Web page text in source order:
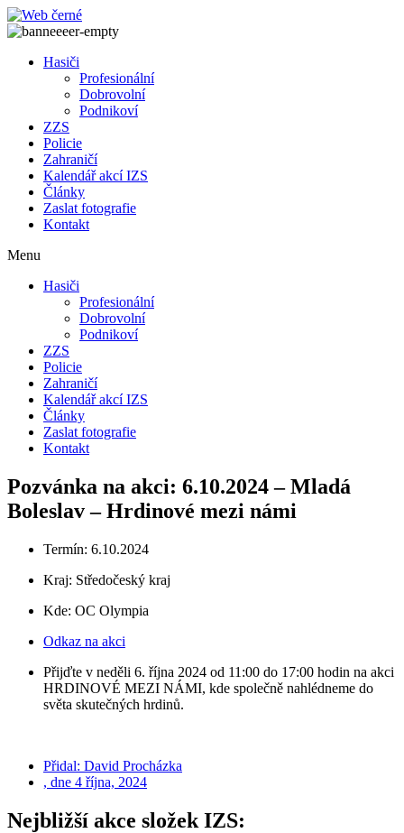
Přejít
k
Hasiči
Profesionální
Dobrovolní
Podnikoví
ZZS
Policie
Zahraničí
Kalendář akcí IZS
Články
Zaslat fotografie
Kontakt
Menu
Hasiči
Profesionální
Dobrovolní
Podnikoví
ZZS
Policie
Zahraničí
Kalendář akcí IZS
Články
Zaslat fotografie
Kontakt
Pozvánka na akci: 6.10.2024 – Mladá
Boleslav – Hrdinové mezi námi
Termín: 6.10.2024
Kraj: Středočeský kraj
Kde: OC Olympia
Odkaz na akci
Přijďte v neděli 6. října 2024 od 11:00 do 17:00 hodin na akci
HRDINOVÉ MEZI NÁMI, kde společně nahlédneme do
světa skutečných hrdinů.
Přidal: David Procházka
, dne 4 října, 2024
Nejbližší akce složek IZS: